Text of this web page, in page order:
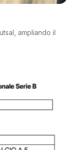
ampliando il